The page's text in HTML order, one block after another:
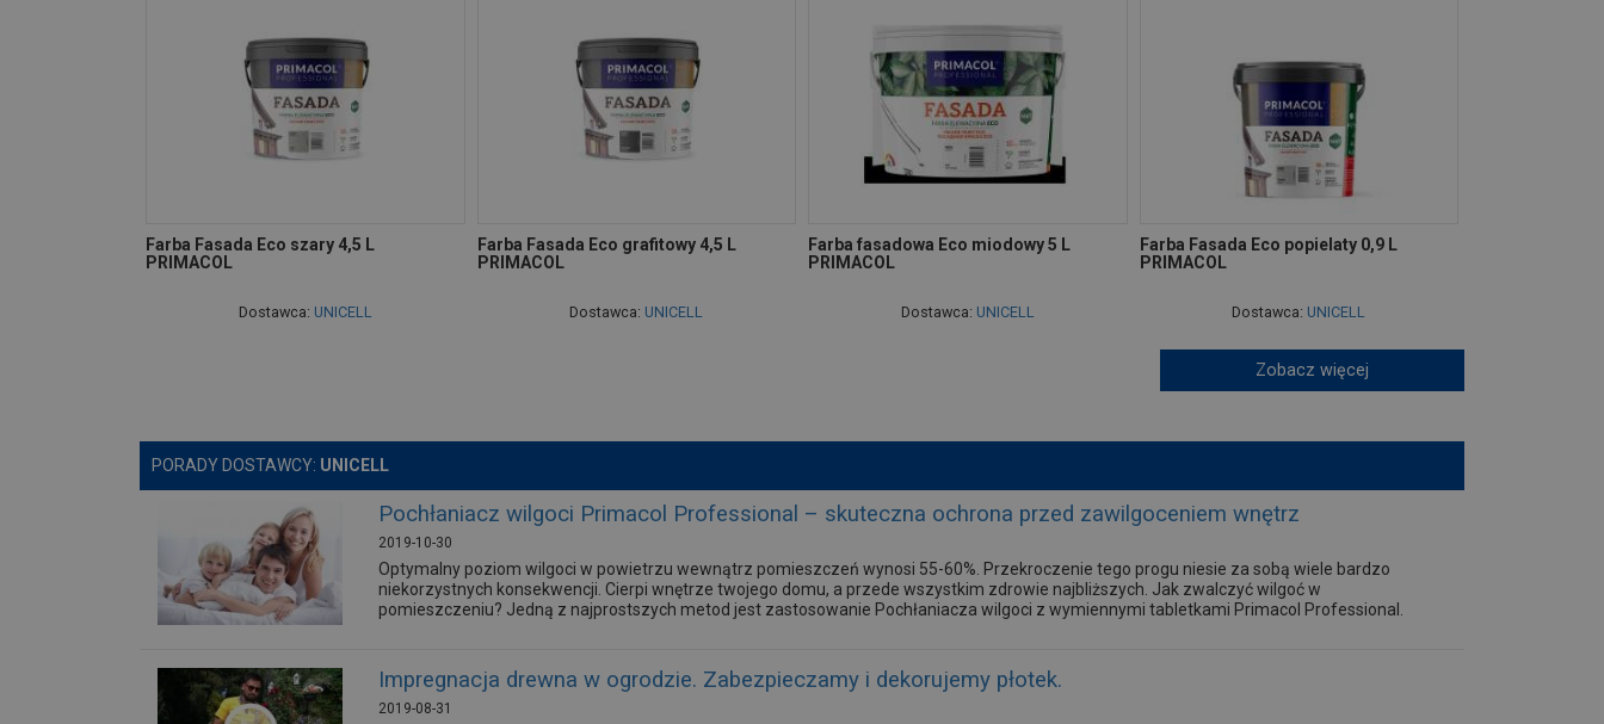
Farba Fasada Eco szary 4,5 L
PRIMACOL
Dostawca: UNICELL
Farba Fasada Eco grafitowy 4,5 L
PRIMACOL
Dostawca: UNICELL
Farba fasadowa Eco miodowy 5 L
PRIMACOL
Dostawca: UNICELL
Farba Fasada Eco popielaty 0,9 L
PRIMACOL
Dostawca: UNICELL
Zobacz więcej
PORADY DOSTAWCY: UNICELL
Pochłaniacz wilgoci Primacol Professional – skuteczna ochrona przed zawilgoceniem wnętrz
2019-10-30
Optymalny poziom wilgoci w powietrzu wewnątrz pomieszczeń wynosi 55-60%. Przekroczenie tego progu niesie za sobą wiele bardzo
niekorzystnych konsekwencji. Cierpi wnętrze twojego domu, a przede wszystkim zdrowie najbliższych. Jak zwalczyć wilgoć w
pomieszczeniu? Jedną z najprostszych metod jest zastosowanie Pochłaniacza wilgoci z wymiennymi tabletkami Primacol Professional.
Impregnacja drewna w ogrodzie. Zabezpieczamy i dekorujemy płotek.
2019-08-31